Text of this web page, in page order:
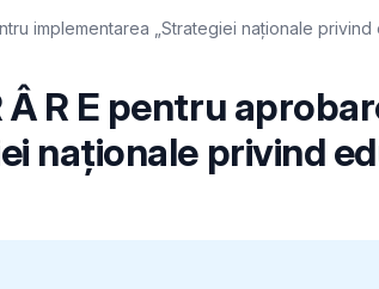
implementarea „Strategiei naționale
R E pentru
naționale privind